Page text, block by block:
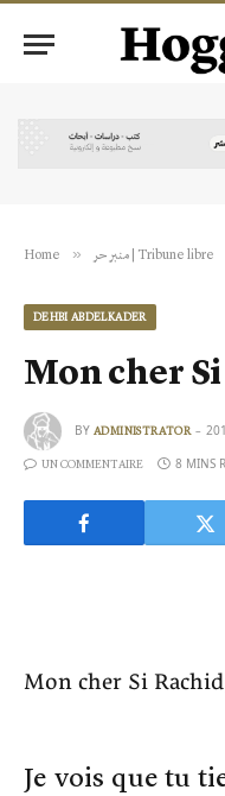
Home » منبر حر | Tribune libre
DEHBI ABDELKADER
Mon cher
BY ADMINISTRATOR
UN COMMENTAIRE 8 MINS
Mon cher Si
Je vois que tu